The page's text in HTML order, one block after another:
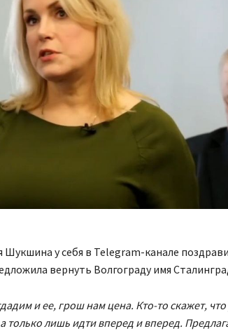
у себя в Telegram-канале
вернуть Волгограду имя
и ее, грош нам цена. Кто-то скажет, что
только лишь идти вперед и вперед.